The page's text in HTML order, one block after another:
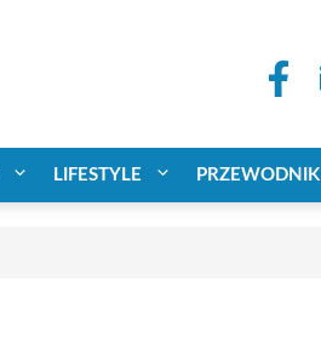
LIFESTYLE PRZEWODNIK